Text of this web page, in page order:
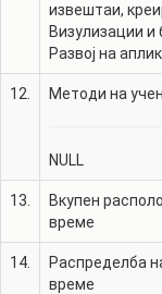
извештаи,
Визулизации и
Развој на
12. Методи на
NULL
13.
Вкупен
време
14.
Распределба
време